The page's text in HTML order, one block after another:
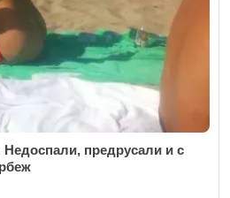
Недоспали, предрусали и с